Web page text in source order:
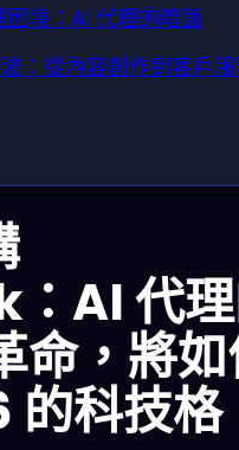
境：AI 代理的暗面
：從內容創作到客戶
AI 代
命，將
的科技格